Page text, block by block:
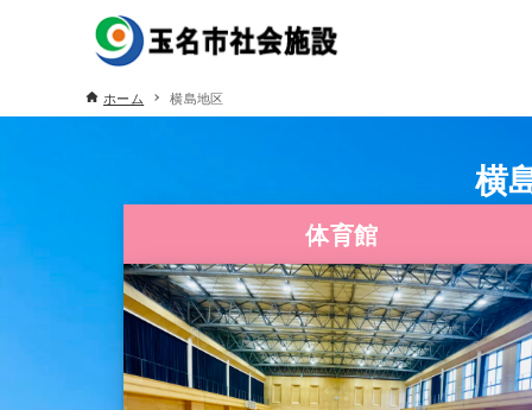
ホーム 横島地区
横
体育館
横
体育館
横
体育館